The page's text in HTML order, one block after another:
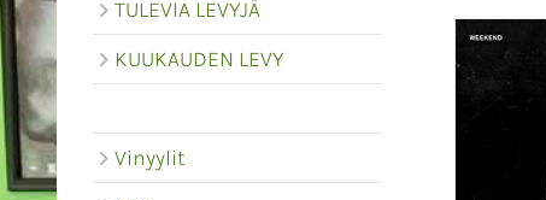
TULEVIA LEVYJÄ
KUUKAUDEN LEVY
Vinyylit